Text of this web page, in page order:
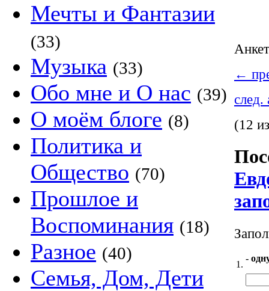
Мечты и Фантазии
(33)
Музыка (33)
Обо мне и О нас (39)
О моём блоге (8)
Политика и
Общество (70)
Прошлое и
Воспоминания (18)
Разное (40)
Семья, Дом, Дети
←
след.
(12
1.
-